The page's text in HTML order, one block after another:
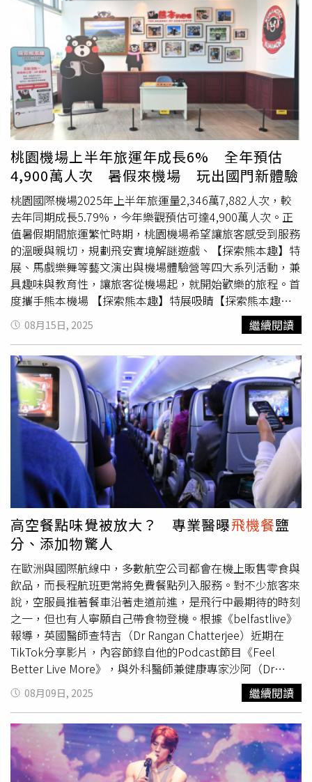
有人表示事前明明問過地勤說可以帶，結果一上機立刻被空
服員制止。甚至還有人抱怨，虎航空服員巡場十分勤快，乘
客連想偷偷吃東西的空檔都沒有，最後只好一路餓到下飛
機。事實上，不只虎航，許多廉價航空都有類似規範，禁止
攜帶外食或飲料登機。根據台灣虎航官網公告，除了嬰兒奶
粉沖泡或必要服藥等人道需求，旅客不得自帶非本機販售的
餐飲上機；此外，機上也不提供冷、熱水服務，若有需求需
透過官網在航班起飛前48小時預購餐點。有內行旅客補充，
亞洲航空、酷航、捷星等廉航同樣明文禁止攜帶外食，但部
分航空公司像是樂桃航空，則允許旅客自帶部分食品或飲
料。專家建議，廉航雖然便宜，但規定相對嚴格，旅客訂票
或準備登機前，最好先上航空公司官網確認，以免因規範不
清楚而造成不必要的困擾。對許多習慣在候機時買東西上機
吃的旅客來說，「外食禁令」確實讓人不便，但航空公司強
調，相關規範除了維護機艙清潔、避免影響其他乘客，也能
確保飛行安全。對乘客而言，若真的擔心肚子餓，不妨事先
加購餐點，或準備能快速食用的簡單餐飲，以免重蹈「當場
丟掉」的冤枉事。
桃園機場上半年旅運年成長6% 全年預估
4,900萬人次 暑假來機場 玩出國門新體驗
桃園國際機場2025年上半年旅運量2,346萬7,882人次，較
去年同期成長5.79%，今年樂觀預估可達4,900萬人次。正
值暑假期間旅運繁忙時期，桃園機場希望讓旅客感受到服務
的溫暖與親切，規劃飛安實境解謎遊戲、【探索熊本趣】特
展、馬戲樂舞等藝文演出與機場體驗營等四大系列活動，兼
具趣味與教育性，讓旅客從機場起，就開始歡樂的旅程。首
度攜手熊本機場 【探索熊本趣】特展吸睛【探索熊本趣】
特展為桃園機場（TPE）與熊本機場（KMJ）自去(2024)年
締結姊妹機場以來，首次合作舉辦的文化觀光交流活動，展
期至12月14日。現場展出原汁原味的熊本觀光主題及熊本
熊部長辦公室，掃描QR Code即可啟動AR體驗，協助部長
蓋公文，互動與萌感兼具；還有兩隻專為桃園機場打造的
3D熊本熊，等著粉絲來打卡。機場公司也邀請熊本縣知事
木村敬及熊本國際機場株式會社社長山川秀明，8月3日於第
二航廈舉辦熊本熊見面會，打造熊本熊與觀光署喔熊台日兩
隻吉祥物同場歷史畫面，讓國人不用去日本就可親睹熊本熊
風采。活動的周末，桃園機場第二航廈的北側五樓商場來客
數成長28%，也帶動假日機場觀光與消費人潮。飛安解謎互
動遊戲 寓教於樂深植飛安意識自2023年起，機場公司透過
互動遊戲以寓教育樂方式宣導飛航安全，搭配暑期親子旅遊
熱門期間，以實境尋寶的互動方式，帶民眾一關關解謎，提
升飛安意識。去年參與人數為2萬6,798人，較前年成長3.7
倍，今年主題為《飛向雲端守護平安》，活動設於第二航廈
出發大廳服務台後方，至8月31日全天候開放，迄今已
9,306人參與，顯示推廣成效顯著。遊戲以「行李安全規
定」、「飛航禁限區說明」及「機場周邊強光使用規範」三
大情境設計，以實境解謎提升旅客飛安意識，並邀請機場鄰
近兩所國小74名師生共同參與，讓飛安觀念向下紮根，從小
深植心中。《飛向雲端守護平安》實境解謎遊戲至8月31日
全天候開放，機場公司邀請鄰近國小師生共同參與，讓飛安
觀念向下紮根。（圖片提供／桃園機場）多元藝文活動 打
造國門文化亮點延續去年大獲好評的文藝季，今年以「翱翔
天際，大Fun藝彩」為主題，邀請藝文團體於機場表演音
樂、舞蹈、戲劇及跨界藝術，獲得廣大迴響。有鑑於今年旅
運將突破歷史新高，1至6月桃園機場轉機旅客亦已達341萬
08月15日, 2025 繼續閱讀
高空餐點味覺被放大？ 專業醫曝飛機餐鹽
分、添加物驚人
在歐洲與國際航線中，多數航空公司都會在機上販售零食與
飲品，而長程航班更常將免費餐點列入服務。對不少旅客來
說，空服員推著餐車沿著走道前進，是飛行中最期待的時刻
之一，但也有人寧願自己帶食物登機。根據《belfastlive》
報導，英國醫師查特吉（Dr Rangan Chatterjee）近期在
TikTok分享影片，內容節錄自他的Podcast節目《Feel
Better Live More》，與外科醫師兼健康專家沙阿（Dr
Darshan Shah）討論
的「可怕真相」。查特吉因主持
節目《Doctor in the House》及常駐《BBC Breakfast》受
到關注，同時也是《星期日泰晤士報》暢銷書《Make
Change That Lasts》的作者。查特吉回憶，曾與一位客艙
服務總監閒聊，對方直言自己從不吃 飛機餐，而是自備食
物，「因為那些必須加入飛機餐、讓人在高空覺得好吃的成
08月09日, 2025 繼續閱讀